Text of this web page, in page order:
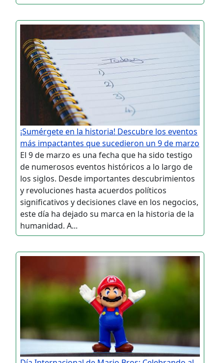
¡Sumérgete en la historia! Descubre los eventos
más impactantes que sucedieron un 9 de marzo
El 9 de marzo es una fecha que ha sido testigo
de numerosos eventos históricos a lo largo de
los siglos. Desde importantes descubrimientos
y revoluciones hasta acuerdos políticos
significativos y decisiones clave en los negocios,
este día ha dejado su marca en la historia de la
humanidad. A...